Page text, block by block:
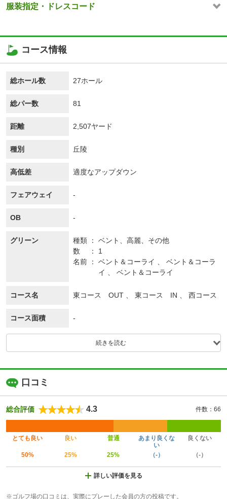
服装指定・ドレスコード
コース情報
総ホール数 27ホール
総パー数 81
距離 2,507ヤード
種別 丘陵
高低差 適度なアップダウン
フェアウェイ -
OB -
グリーン 種類 ベント、高麗、 その他
数
1
名前
ベント＆コーライ 、 ベント＆コーラ
イ 、 ベント＆コーライ
コース名 東コース OUT 、 東コース IN 、 西コース
コース面積 -
続きを読む
口コミ
総合評価 4.3 件数：66
とても良い 良い 普通
あまり良くな
い
良くない
50% 25% 25% （-） （-）
詳しい評価を見る
※ゴルフ場の口コミは、実際にプレーした会員の方の投稿です。